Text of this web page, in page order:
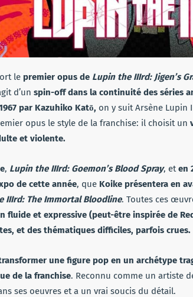
le premier opus de Lupin the IIIrd: Jigen’s
d’un spin-off dans la continuité des séries
par Kazuhiko Katō, on y suit Arsène Lupin
opus le style de la franchise: il choisit un
et violente.
, Lupin the IIIrd: Goemon’s Blood Spray, eten
de cette année, que Koike présentera en
IIIrd: The Immortal Bloodline. Toutes ces
fluide et expressive (peut-être inspirée de
et des thématiques difficiles, parfois crues.
une figure pop en un archétype
de la franchise. Reconnu comme un artiste
ses oeuvres et a un vrai soucis du détail.